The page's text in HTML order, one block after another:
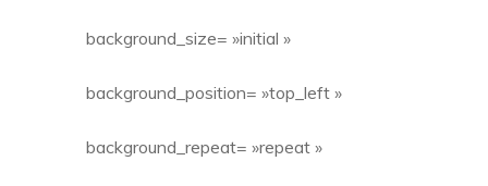
background_size= »initial »
background_position= »top_left »
background_repeat= »repeat »